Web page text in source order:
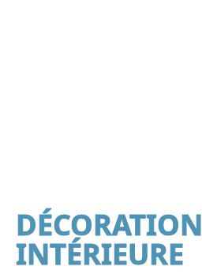
DÉCORATION
INTÉRIEURE